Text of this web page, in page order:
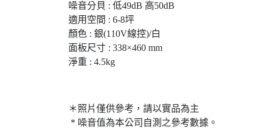
噪音分貝 : 低49dB 高50dB
適用空間 : 6-8坪
顏色 : 銀(110V線控)/白
面板尺寸 : 338×460 mm
淨重 : 4.5kg
＊照片僅供參考，請以實品為主
* 噪音值為本公司自測之參考數據。